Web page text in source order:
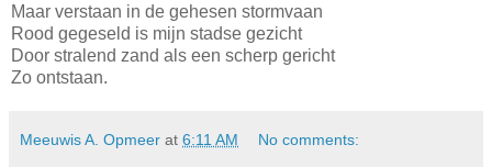
Maar verstaan in de gehesen stormvaan
Rood gegeseld is mijn stadse gezicht
Door stralend zand als een scherp gericht
Zo ontstaan.
Meeuwis A. Opmeer at 6:11 AM No comments: